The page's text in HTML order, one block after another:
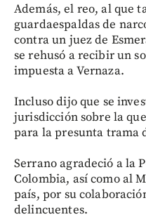
Además, el reo, al que
guardaespaldas de
contra un juez de
se rehusó a recibir un
impuesta a Vernaza.
Incluso dijo que se
jurisdicción sobre la
para la presunta trama
Serrano agradeció a la
Colombia, así como al
país, por su
delincuentes.